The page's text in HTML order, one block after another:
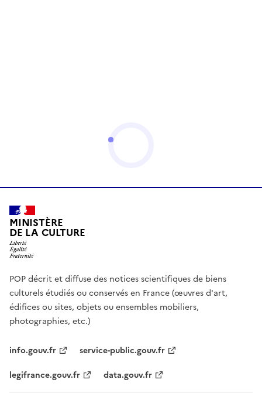
MINISTÈRE
DE LA CULTURE
POP décrit et diffuse des notices scientifiques de biens
culturels étudiés ou conservés en France (œuvres d'art,
édifices ou sites, objets ou ensembles mobiliers,
photographies, etc.)
info.gouv.fr
service-public.gouv.fr
legifrance.gouv.fr
data.gouv.fr